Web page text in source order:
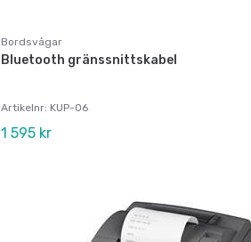
Bordsvågar
Bluetooth gränssnittskabel
Artikelnr: KUP-06
1 595 kr